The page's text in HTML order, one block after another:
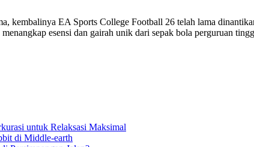
kembalinya EA Sports College Football 26 telah lama
esensi dan gairah unik dari sepak bola perguruan
untuk Relaksasi Maksimal
di Middle-earth